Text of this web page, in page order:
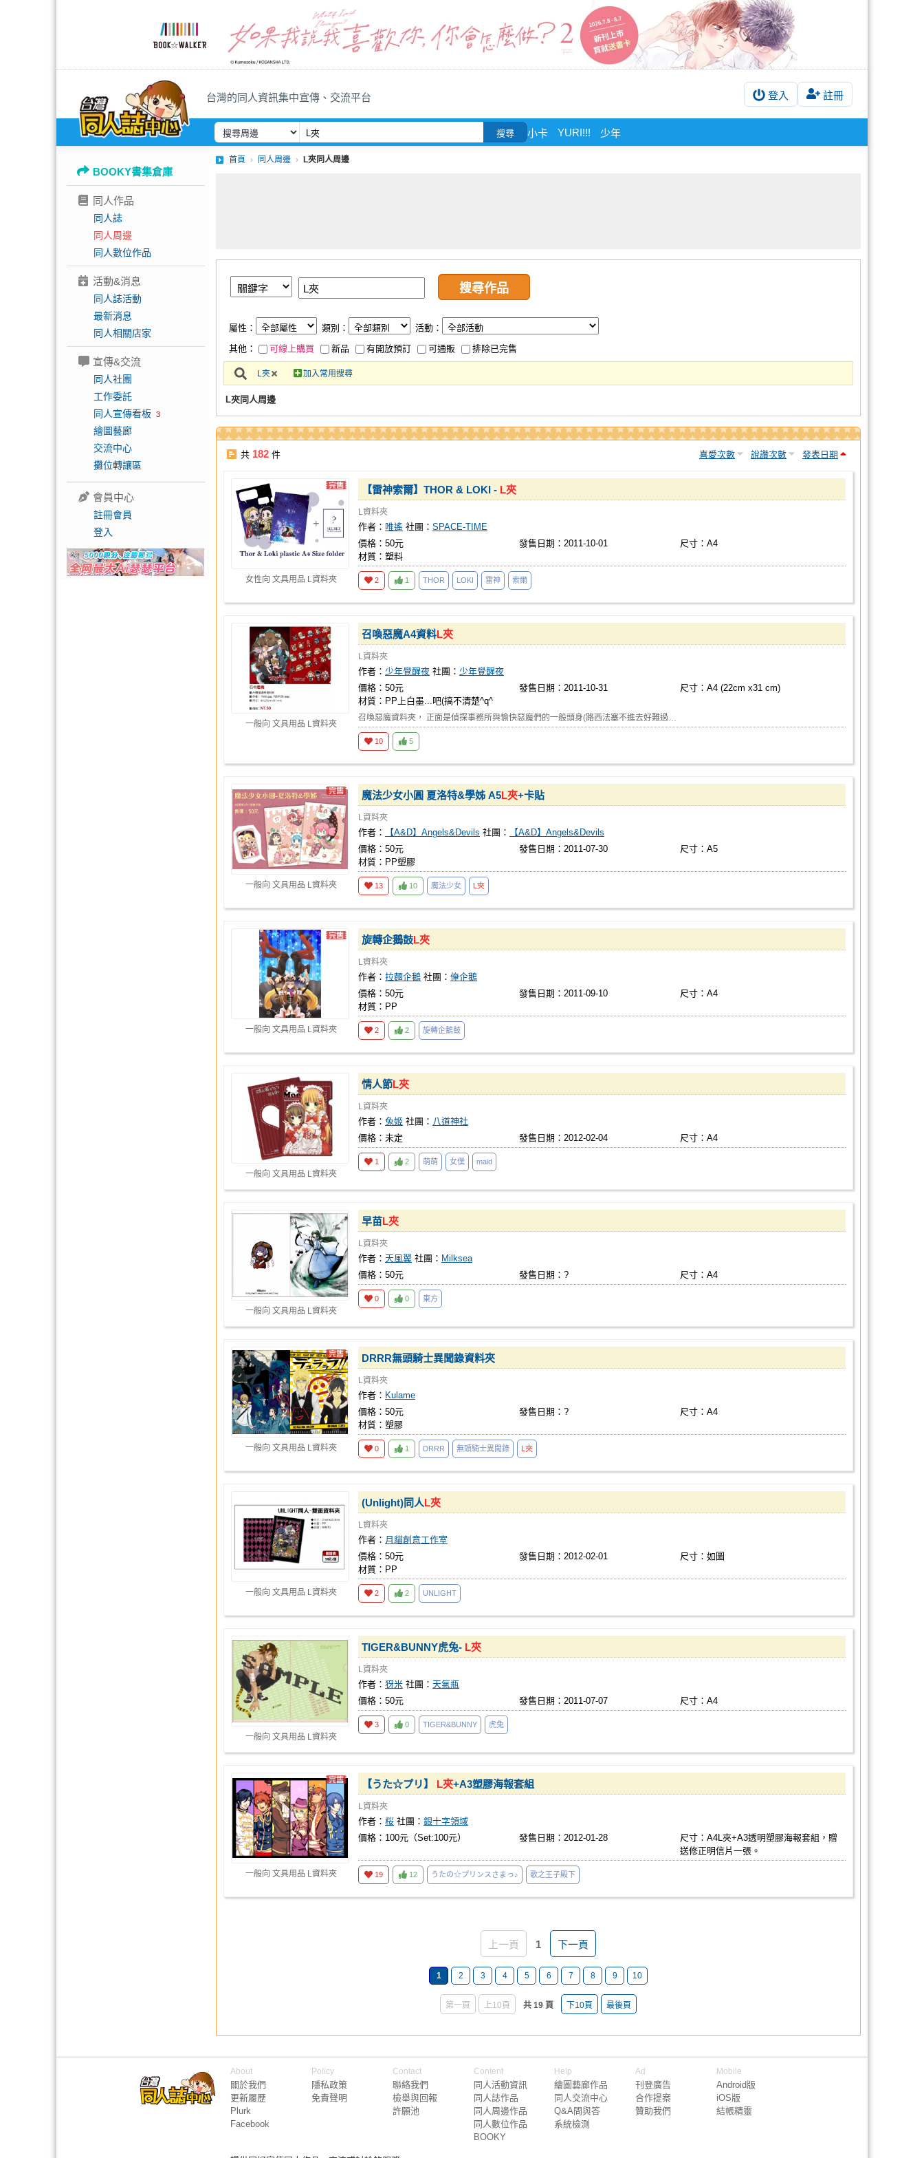
台灣的同人資訊集中宣傳、交流平台 登入 註冊
搜尋 小卡 YURI!!! 少年
BOOKY書集倉庫
同人作品
同人誌
同人周邊
同人數位作品
活動&消息
同人誌活動
最新消息
同人相關店家
宣傳&交流
同人社團
工作委託
同人宣傳看板 3
繪圖藝廊
交流中心
攤位轉讓區
會員中心
註冊會員
登入
首頁 同人周邊 L夾同人周邊
屬性： 類別：
活動：
其他：
可線上購買 新品 有開放預訂 可通販 排除已完售
L夾 加入常用搜尋
L夾同人周邊
共 182 件 喜愛次數 說讚次數 發表日期
女性向 文具用品 L資料夾
【雷神索爾】THOR & LOKI - L夾
L資料夾
作者： 唯遙 社團： SPACE-TIME
價格：50元
發售日期：2011-10-01
尺寸：A4
材質：塑料
2 1 THOR LOKI 雷神 索爾
一般向 文具用品 L資料夾
召喚惡魔A4資料L夾
L資料夾
作者： 少年覺醒夜 社團： 少年覺醒夜
價格：50元
發售日期：2011-10-31
尺寸：A4 (22cm x31 cm)
材質：PP上白墨...吧(搞不清楚^q^
召喚惡魔資料夾， 正面是偵探事務所與愉快惡魔們的一般頭身(路西法塞不進去好難過…
10 5
一般向 文具用品 L資料夾
魔法少女小圓 夏洛特&學姊 A5L夾+卡貼
L資料夾
作者： 【A&D】Angels&Devils 社團：
【A&D】Angels&Devils
價格：50元
發售日期：2011-07-30
尺寸：A5
材質：PP塑膠
13 10 魔法少女 L夾
一般向 文具用品 L資料夾
旋轉企鵝鼓L夾
L資料夾
作者： 拉麵企鵝 社團： 俺企鵝
價格：50元
發售日期：2011-09-10
尺寸：A4
材質：PP
2 2 旋轉企鵝鼓
一般向 文具用品 L資料夾
情人節L夾
L資料夾
作者： 兔姬 社團： 八道神社
價格：未定
發售日期：2012-02-04 尺寸：A4
1 2 萌萌 女僕 maid
一般向 文具用品 L資料夾
早苗L夾
L資料夾
作者： 天風翼 社團： Milksea
價格：50元
發售日期：? 尺寸：A4
0 0 東方
一般向 文具用品 L資料夾
DRRR無頭騎士異聞錄資料夾
L資料夾
作者： Kulame
價格：50元
發售日期：?
尺寸：A4
材質：塑膠
0 1 DRRR 無頭騎士異聞錄 L夾
一般向 文具用品 L資料夾
(Unlight)同人L夾
L資料夾
作者： 月貓創意工作室
價格：50元
發售日期：2012-02-01
尺寸：如圖
材質：PP
2 2 UNLIGHT
一般向 文具用品 L資料夾
TIGER&BUNNY虎兔- L夾
L資料夾
作者： 犽米 社團： 天氣瓶
價格：50元
發售日期：2011-07-07 尺寸：A4
3 0 TIGER&BUNNY 虎兔
一般向 文具用品 L資料夾
【うた☆プリ】 L夾+A3塑膠海報套組
L資料夾
作者： 桜 社團： 銀十字領域
價格：100元（Set:100元）
發售日期：2012-01-28
尺寸：A4L夾+A3透明塑膠海報套組，贈
送修正明信片一張。
19 12 うたの☆プリンスさまっ♪ 歌之王子殿下
上一頁 1 下一頁
1 2 3 4 5 6 7 8 9 10
第一頁 上10頁 共 19 頁 下10頁 最後頁
About
關於我們
更新履歷
Plurk
Facebook
Policy
隱私政策
免責聲明
Contact
聯絡我們
檢舉與回報
許願池
Content
同人活動資訊
同人誌作品
同人周邊作品
同人數位作品
BOOKY
Help
繪圖藝廊作品
同人交流中心
Q&A問與答
系統檢測
Ad
刊登廣告
合作提案
贊助我們
Mobile
Android版
iOS版
結帳精靈